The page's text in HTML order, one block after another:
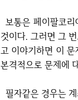
보통은 페이팔코리아 공식 홈페이지에 고객센터로 가면 생성되는 일회용숫자 6자리를 알려달라고 할
것이다. 그러면 그
고 이야기하면 이
본격적으로 문제에
필자같은 경우는 계좌추가 오류로 인해 생긴 문제였고, 이 문제는 차후에도 발생할 수 있으니 친절하게